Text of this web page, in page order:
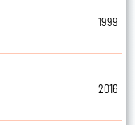
1999
2016